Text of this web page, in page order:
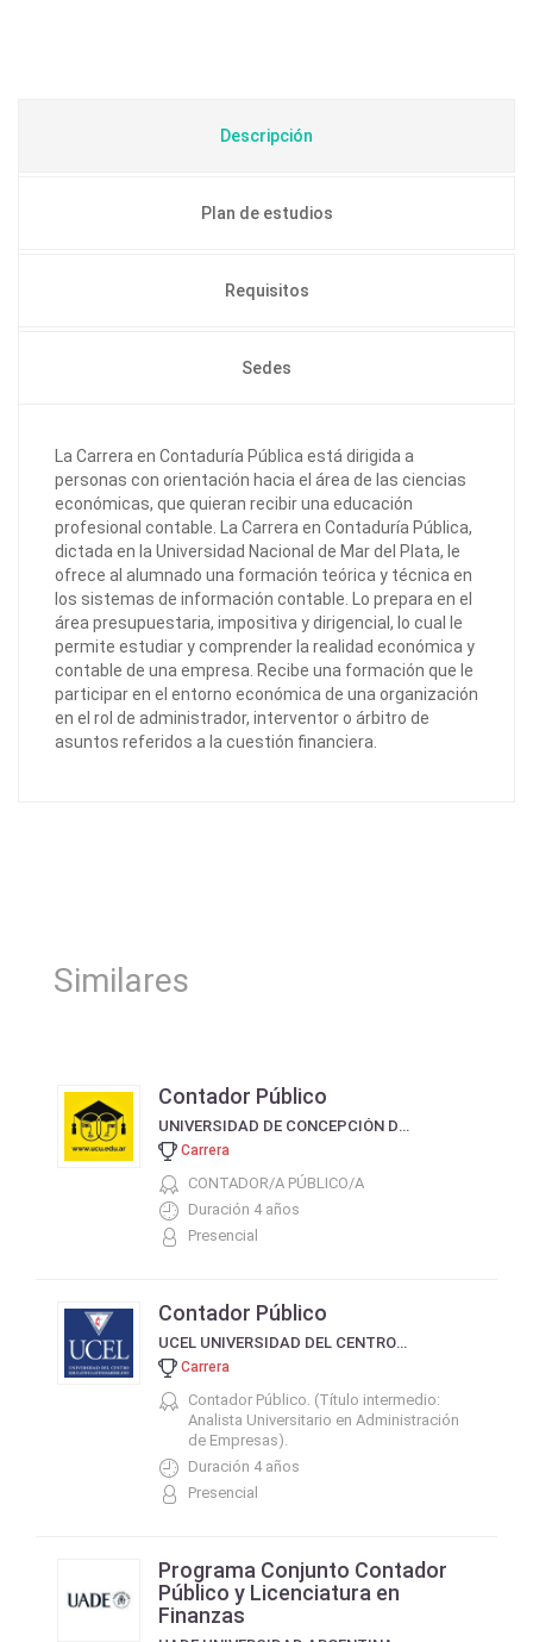
Descripción
Plan de estudios
Requisitos
Sedes
La Carrera en Contaduría Pública está dirigida a
personas con orientación hacia el área de las ciencias
económicas, que quieran recibir una educación
profesional contable. La Carrera en Contaduría Pública,
dictada en la Universidad Nacional de Mar del Plata, le
ofrece al alumnado una formación teórica y técnica en
los sistemas de información contable. Lo prepara en el
área presupuestaria, impositiva y dirigencial, lo cual le
permite estudiar y comprender la realidad económica y
contable de una empresa. Recibe una formación que le
participar en el entorno económica de una organización
en el rol de administrador, interventor o árbitro de
asuntos referidos a la cuestión financiera.
Similares
Contador Público
UNIVERSIDAD DE CONCEPCIÓN DEL URUGUAY
Carrera
CONTADOR/A PÚBLICO/A
Duración 4 años
Presencial
Contador Público
UCEL UNIVERSIDAD DEL CENTRO EDUCATIVO LATINOAMERICANO
Carrera
Contador Público. (Título intermedio:
Analista Universitario en Administración
de Empresas).
Duración 4 años
Presencial
Programa Conjunto Contador
Público y Licenciatura en
Finanzas